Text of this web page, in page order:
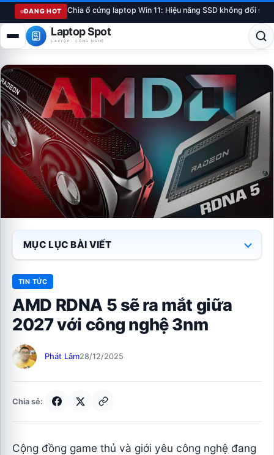
ĐANG HOT Chia ổ cứng laptop Win 11: Hiệu năng SSD không đổi
Laptop Spot
LAPTOP · CÔNG NGHỆ
MỤC LỤC BÀI VIẾT
TIN TỨC
AMD RDNA 5 sẽ ra mắt giữa
2027 với công nghệ 3nm
Phát Lâm28/12/2025
Chia sẻ:
Cộng đồng game thủ và giới yêu công nghệ đang